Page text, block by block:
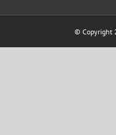
© Copyright